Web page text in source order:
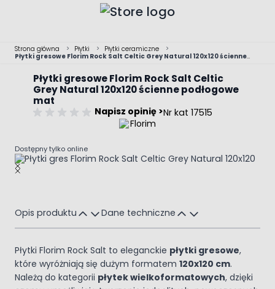
Strona główna > Płytki > Płytki ceramiczne
>
Płytki gresowe Florim Rock Salt Celtic Grey Natural 120x120 ścienne
Płytki gresowe Florim Rock Salt Celtic
Grey Natural 120x120 ścienne podłogowe
mat
Napisz opinię >Nr kat 17515
Dostępny tylko online
Main image
Click to view image in fullscreen
Opis produktu Dane techniczne
Płytki Florim Rock Salt to eleganckie płytki gresowe,
które wyróżniają się dużym formatem 120x120 cm.
Należą do kategorii płytek wielkoformatowych, dzięki